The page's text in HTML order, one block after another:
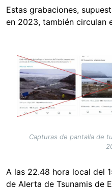
Estas grabaciones,
en 2023, también circulan
Image
Capturas de pantalla de
A las 22.48 hora local del
de Alerta de Tsunamis de